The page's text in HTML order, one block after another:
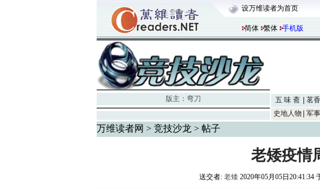
设万维读者为首页
简体 繁体 手机版
版主： 弯刀 五 味 斋 茗
史地人物
军
万维读者网 > 竞技沙龙 > 帖子
老矮疫情
送交者: 老矮 2020年05月05日20:41:34